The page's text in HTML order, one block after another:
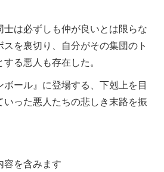
は必ずしも仲が良いとは限らな
を裏切り、自分がその集団のト
る悪人も存在した。
ール』に登場する、下剋上を目
いった悪人たちの悲しき末路を振
を含みます